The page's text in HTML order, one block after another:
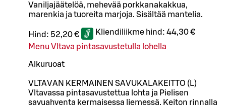
Vaniljajäätelöä, mehevää porkkanakakkua,
marenkia ja tuoreita marjoja. Sisältää mantelia.
Hind: 52,20 € Kliendiliikme hind: 44,30 €
Menu Vltava pintasavustetulla lohella
Alkuruoat
VLTAVAN KERMAINEN SAVUKALAKEITTO (L)
Vltavassa pintasavustettua lohta ja Pielisen
savuahventa kermaisessa liemessä. Keiton rinnalla